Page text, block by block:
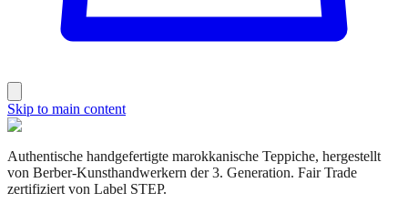
Skip to main content
Authentische handgefertigte marokkanische Teppiche, hergestellt
von Berber-Kunsthandwerkern der 3. Generation. Fair Trade
zertifiziert von Label STEP.